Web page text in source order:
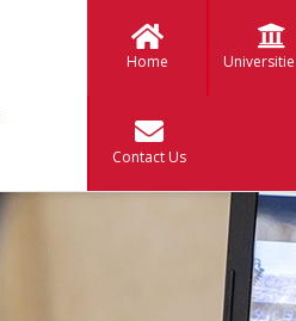
Home
Contact Us